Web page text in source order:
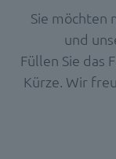
Sie möchten
und
Füllen Sie das
Kürze. Wir